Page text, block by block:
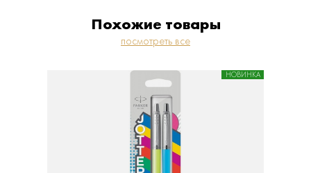
Похожие товары
посмотреть все
НОВИНКА